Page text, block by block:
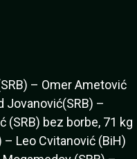
– Omer Ametović
Jovanović(SRB) –
(SRB) bez borbe, 71 kg
– Leo Cvitanović (BiH)